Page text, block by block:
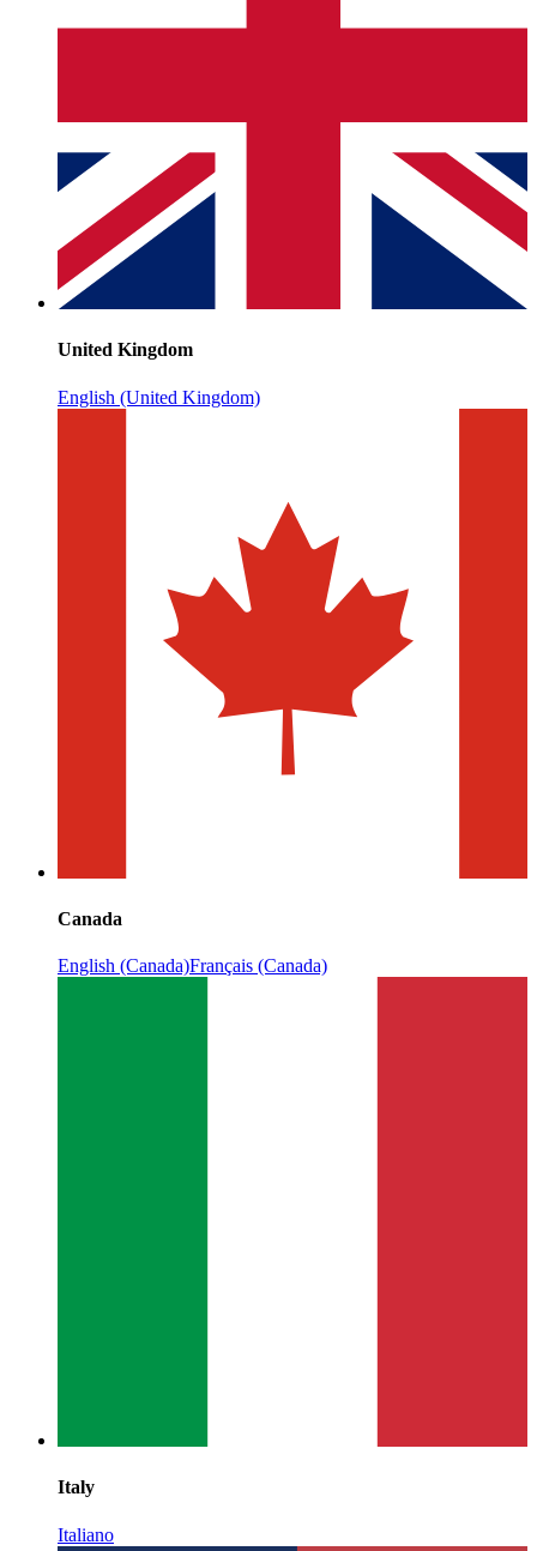
United Kingdom
English (United Kingdom)
Canada
English (Canada)Français (Canada)
Italy
Italiano